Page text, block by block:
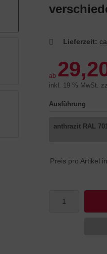
Lieferzeit:
ab
inkl. 19 % MwSt.
Ausführung
anthrazit RAL
Preis pro Artikel